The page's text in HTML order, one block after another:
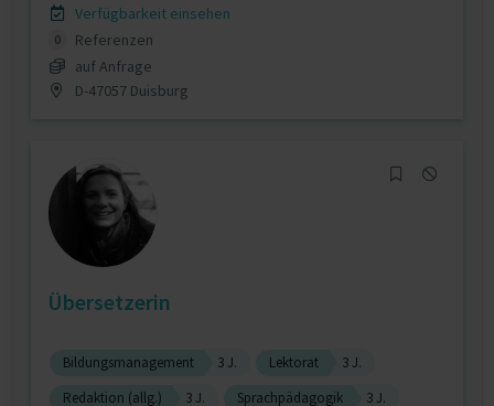
Verfügbarkeit einsehen
0
Referenzen
auf Anfrage
D-47057 Duisburg
Übersetzerin
Bildungsmanagement 3 J. Lektorat
3 J.
Redaktion (allg.)
3 J. Sprachpädagogik 3 J.